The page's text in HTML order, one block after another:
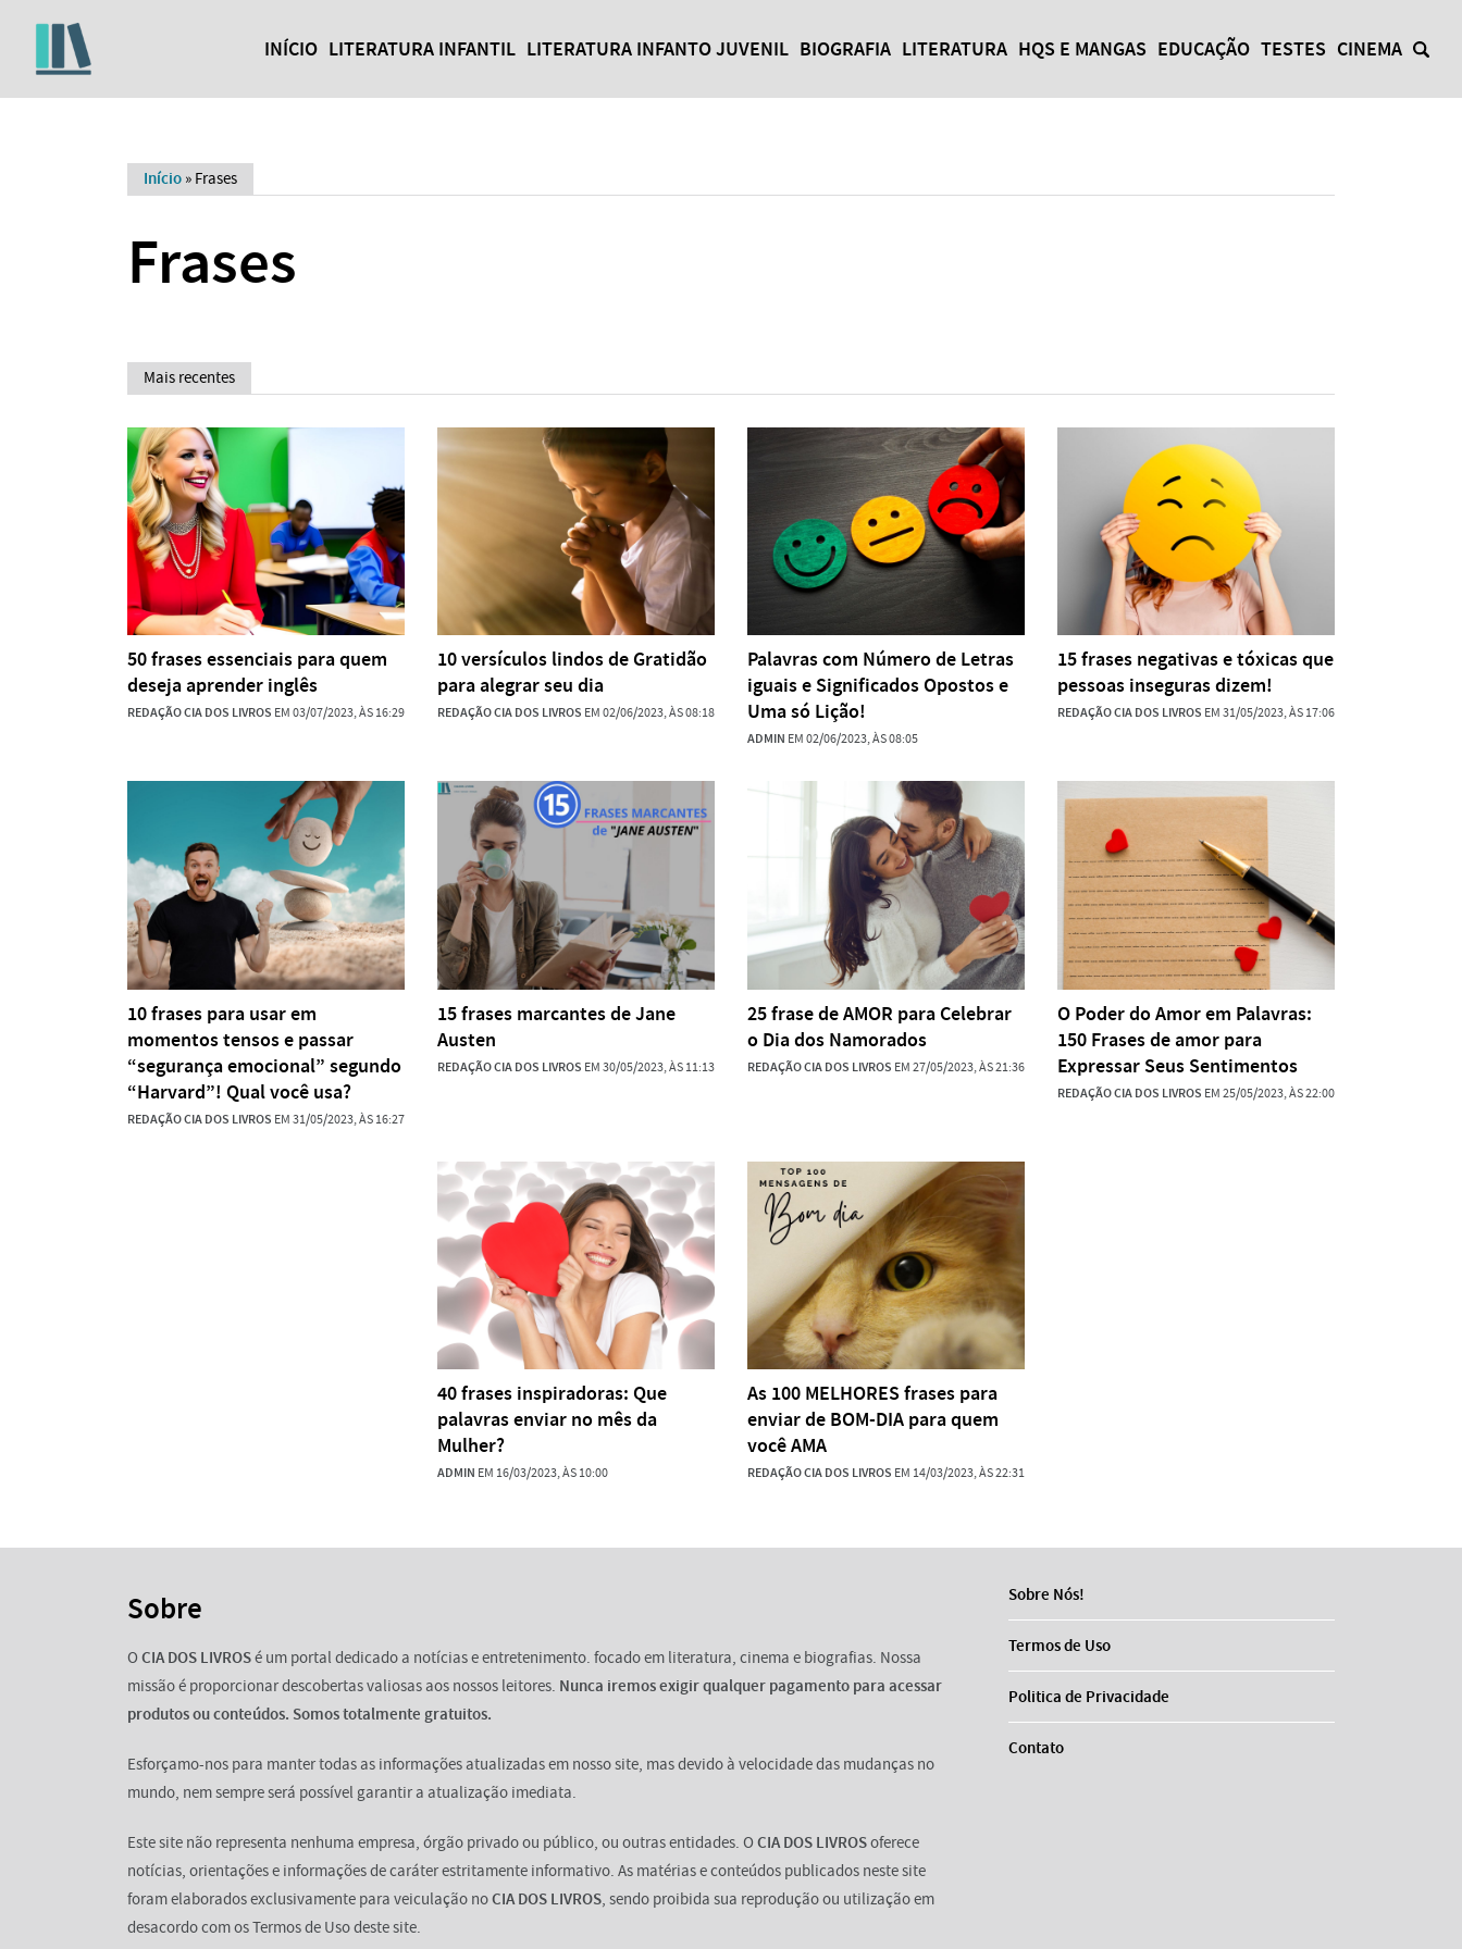
INÍCIO LITERATURA INFANTIL LITERATURA INFANTO JUVENIL BIOGRAFIA LITERATURA HQS E MANGAS EDUCAÇÃO TESTES CINEMA
Início » Frases
Frases
Mais recentes
50 frases essenciais para quem
deseja aprender inglês
REDAÇÃO CIA DOS LIVROS EM 03/07/2023, ÀS 16:29
10 versículos lindos de Gratidão
para alegrar seu dia
REDAÇÃO CIA DOS LIVROS EM 02/06/2023, ÀS 08:18
Palavras com Número de Letras
iguais e Significados Opostos e
Uma só Lição!
ADMIN EM 02/06/2023, ÀS 08:05
15 frases negativas e tóxicas que
pessoas inseguras dizem!
REDAÇÃO CIA DOS LIVROS EM 31/05/2023, ÀS 17:06
10 frases para usar em
momentos tensos e passar
“segurança emocional” segundo
“Harvard”! Qual você usa?
REDAÇÃO CIA DOS LIVROS EM 31/05/2023, ÀS 16:27
15 frases marcantes de Jane
Austen
REDAÇÃO CIA DOS LIVROS EM 30/05/2023, ÀS 11:13
25 frase de AMOR para Celebrar
o Dia dos Namorados
REDAÇÃO CIA DOS LIVROS EM 27/05/2023, ÀS 21:36
O Poder do Amor em Palavras:
150 Frases de amor para
Expressar Seus Sentimentos
REDAÇÃO CIA DOS LIVROS EM 25/05/2023, ÀS 22:00
40 frases inspiradoras: Que
palavras enviar no mês da
Mulher?
ADMIN EM 16/03/2023, ÀS 10:00
As 100 MELHORES frases para
enviar de BOM-DIA para quem
você AMA
REDAÇÃO CIA DOS LIVROS EM 14/03/2023, ÀS 22:31
Sobre
OCIA DOS LIVROSé um portal dedicado a notícias e entretenimento. focado em literatura, cinema e biografias. Nossa
missão é proporcionar descobertas valiosas aos nossos leitores. Nunca iremos exigir qualquer pagamento para acessar
produtos ou conteúdos. Somos totalmente gratuitos.
Esforçamo-nos para manter todas as informações atualizadas em nosso site, mas devido à velocidade das mudanças no
mundo, nem sempre será possível garantir a atualização imediata.
Este site não representa nenhuma empresa, órgão privado ou público, ou outras entidades. OCIA DOS LIVROSoferece
notícias, orientações e informações de caráter estritamente informativo. As matérias e conteúdos publicados neste site
foram elaborados exclusivamente para veiculação noCIA DOS LIVROS, sendo proibida sua reprodução ou utilização em
desacordo com os Termos de Uso deste site.
Sobre Nós!
Termos de Uso
Politica de Privacidade
Contato